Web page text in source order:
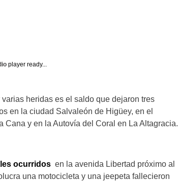
player ready...
heridas es el saldo que dejaron tres
en la ciudad Salvaleón de Higüey, en el
Cana y en la Autovía del Coral en La Altagracia.
ocurridos en la avenida Libertad próximo al
una motocicleta y una jeepeta fallecieron